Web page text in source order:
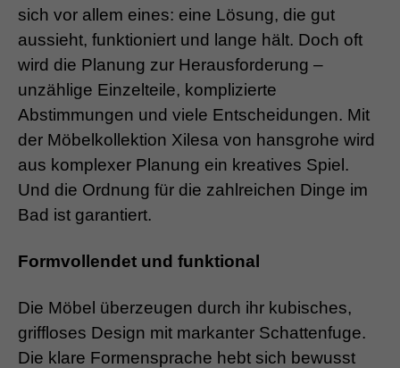
sich vor allem eines: eine Lösung, die gut
aussieht, funktioniert und lange hält. Doch oft
wird die Planung zur Herausforderung –
unzählige Einzelteile, komplizierte
Abstimmungen und viele Entscheidungen. Mit
der Möbelkollektion Xilesa von hansgrohe wird
aus komplexer Planung ein kreatives Spiel.
Und die Ordnung für die zahlreichen Dinge im
Bad ist garantiert.
Formvollendet und funktional
Die Möbel überzeugen durch ihr kubisches,
griffloses Design mit markanter Schattenfuge.
Die klare Formensprache hebt sich bewusst